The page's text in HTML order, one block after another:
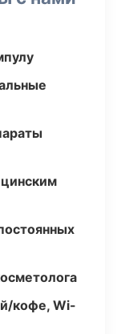
кофе, Wi-